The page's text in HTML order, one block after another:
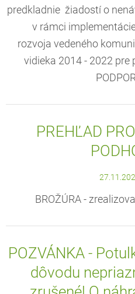
predkladnie žiadostí o
v rámci
rozvoja vedeného
vidieka 2014 - 2022
PREHĽAD
BROŽÚRA -
POZVÁNKA -
dôvodu